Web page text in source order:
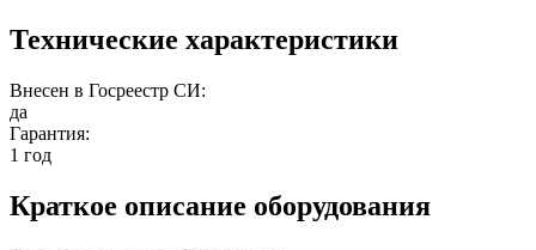
Технические характеристики
Внесен в Госреестр СИ:
да
Гарантия:
1 год
Краткое описание оборудования